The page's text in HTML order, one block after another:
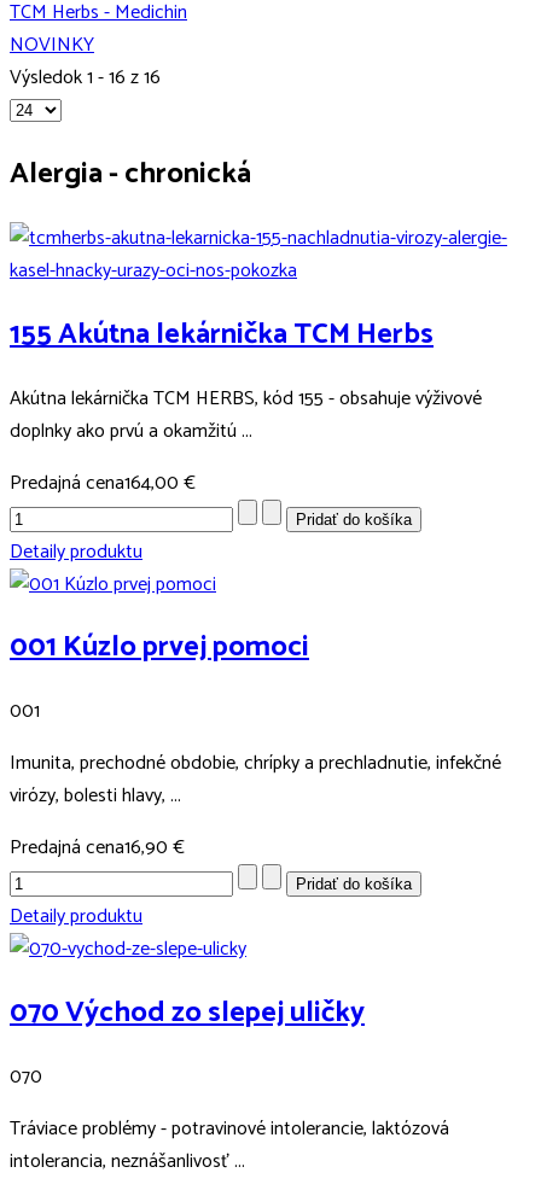
TCM Herbs - Medichin
NOVINKY
Výsledok 1 - 16 z 16
Alergia - chronická
155 Akútna lekárnička TCM Herbs
Akútna lekárnička TCM HERBS, kód 155 - obsahuje výživové
doplnky ako prvú a okamžitú ...
Predajná cena164,00 €
Detaily produktu
001 Kúzlo prvej pomoci
001
Imunita, prechodné obdobie, chrípky a prechladnutie, infekčné
virózy, bolesti hlavy, ...
Predajná cena16,90 €
Detaily produktu
070 Východ zo slepej uličky
070
Tráviace problémy - potravinové intolerancie, laktózová
intolerancia, neznášanlivosť ...